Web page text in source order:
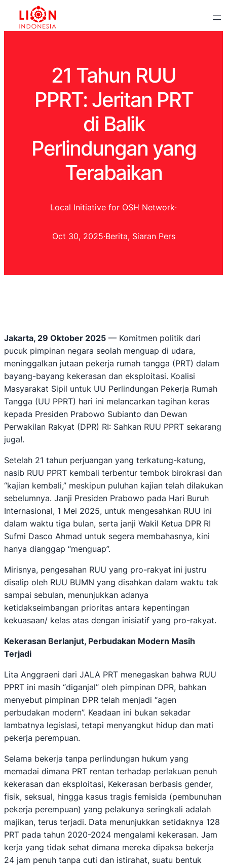
21 Tahun RUU
PPRT: Jeritan PRT
di Balik
Perlindungan yang
Terabaikan
Local Initiative for OSH Network·
Oct 30, 2025·Berita, Siaran Pers
Jakarta, 29 Oktober 2025 — Komitmen politik dari
pucuk pimpinan negara seolah menguap di udara,
meninggalkan jutaan pekerja rumah tangga (PRT) dalam
bayang-bayang kekerasan dan eksploitasi. Koalisi
Masyarakat Sipil untuk UU Perlindungan Pekerja Rumah
Tangga (UU PPRT) hari ini melancarkan tagihan keras
kepada Presiden Prabowo Subianto dan Dewan
Perwakilan Rakyat (DPR) RI: Sahkan RUU PPRT sekarang
juga!.
Setelah 21 tahun perjuangan yang terkatung-katung,
nasib RUU PPRT kembali terbentur tembok birokrasi dan
“kajian kembali,” meskipun puluhan kajian telah dilakukan
sebelumnya. Janji Presiden Prabowo pada Hari Buruh
Internasional, 1 Mei 2025, untuk mengesahkan RUU ini
dalam waktu tiga bulan, serta janji Wakil Ketua DPR RI
Sufmi Dasco Ahmad untuk segera membahasnya, kini
hanya dianggap “menguap”.
Mirisnya, pengesahan RUU yang pro-rakyat ini justru
disalip oleh RUU BUMN yang disahkan dalam waktu tak
sampai sebulan, menunjukkan adanya
ketidakseimbangan prioritas antara kepentingan
kekuasaan/ kelas atas dengan inisiatif yang pro-rakyat.
Kekerasan Berlanjut, Perbudakan Modern Masih
Terjadi
Lita Anggraeni dari JALA PRT menegaskan bahwa RUU
PPRT ini masih “diganjal” oleh pimpinan DPR, bahkan
menyebut pimpinan DPR telah menjadi “agen
perbudakan modern”. Keadaan ini bukan sekadar
lambatnya legislasi, tetapi menyangkut hidup dan mati
pekerja perempuan.
Selama bekerja tanpa perlindungan hukum yang
memadai dimana PRT rentan terhadap perlakuan penuh
kekerasan dan eksploitasi, Kekerasan berbasis gender,
fisik, seksual, hingga kasus tragis femisida (pembunuhan
pekerja perempuan) yang pelakunya seringkali adalah
majikan, terus terjadi. Data menunjukkan setidaknya 128
PRT pada tahun 2020-2024 mengalami kekerasan. Jam
kerja yang tidak sehat dimana mereka dipaksa bekerja
24 jam penuh tanpa cuti dan istirahat, suatu bentuk